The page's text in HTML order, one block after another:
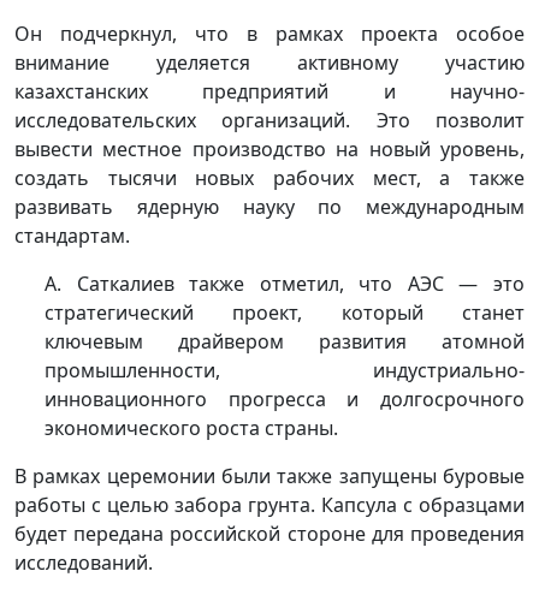
Он подчеркнул, что в рамках проекта особое
внимание уделяется активному участию
казахстанских предприятий и научно-
исследовательских организаций. Это позволит
вывести местное производство на новый уровень,
создать тысячи новых рабочих мест, а также
развивать ядерную науку по международным
стандартам.
А. Саткалиев также отметил, что АЭС — это
стратегический проект, который станет
ключевым драйвером развития атомной
промышленности, индустриально-
инновационного прогресса и долгосрочного
экономического роста страны.
В рамках церемонии были также запущены буровые
работы с целью забора грунта. Капсула с образцами
будет передана российской стороне для проведения
исследований.